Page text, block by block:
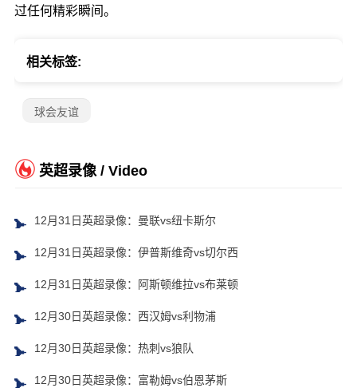
过任何精彩瞬间。
相关标签:
球会友谊
英超录像 / Video
12月31日英超录像：曼联vs纽卡斯尔
12月31日英超录像：伊普斯维奇vs切尔西
12月31日英超录像：阿斯顿维拉vs布莱顿
12月30日英超录像：西汉姆vs利物浦
12月30日英超录像：热刺vs狼队
12月30日英超录像：富勒姆vs伯恩茅斯